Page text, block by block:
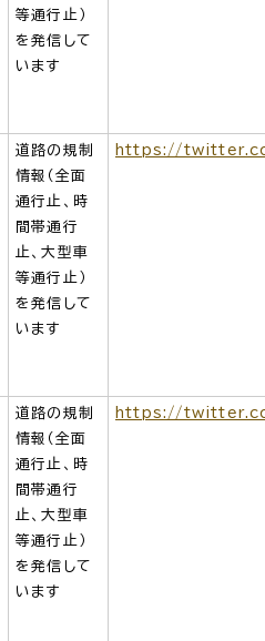
等通行止）
を発信して
います
道路の規制
情報（全面
通行止、時
間帯通行
止、大型車
等通行止）
を発信して
います
https://
道路の規制
情報（全面
通行止、時
間帯通行
止、大型車
等通行止）
を発信して
います
https://